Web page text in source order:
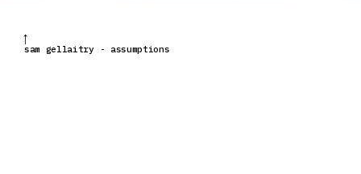
sam gellaitry - assumptions